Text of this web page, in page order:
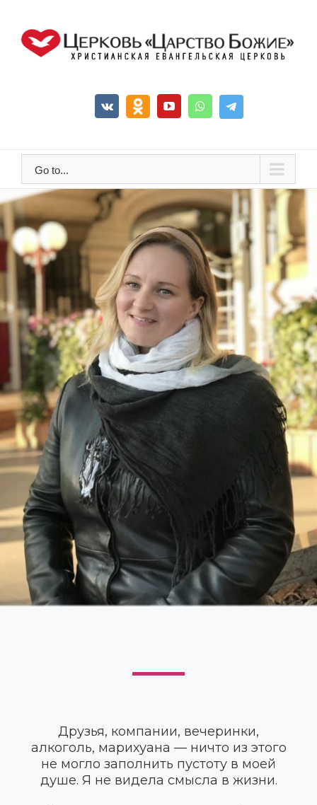
Go to...
Друзья, компании, вечеринки,
алкоголь, марихуана — ничто из этого
не могло заполнить пустоту в моей
душе. Я не видела смысла в жизни.